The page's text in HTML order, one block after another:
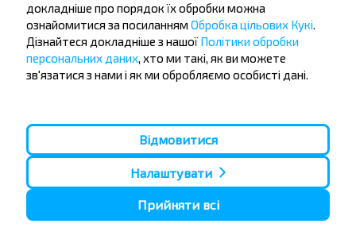
подорожуй з нами дешевше!
Популярні автобусні маршрути
докладніше про порядок їх обробки можна
ознайомитися за посиланням Обробка цільових Кукі.
Дізнайтеся докладніше з нашої Політики обробки
персональних даних, хто ми такі, як ви можете
зв'язатися з нами і як ми обробляємо особисті дані.
Відмовитися
Налаштувати
Прийняти всі